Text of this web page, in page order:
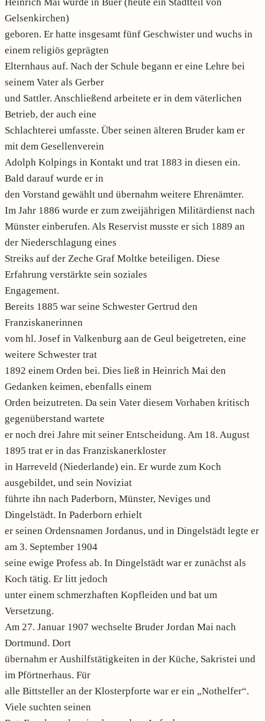
Gelsenkirchen)
geboren. Er hatte insgesamt fünf Geschwister und wuchs in
einem religiös geprägten
Elternhaus auf. Nach der Schule begann er eine Lehre bei
seinem Vater als Gerber
und Sattler. Anschließend arbeitete er in dem väterlichen
Betrieb, der auch eine
Schlachterei umfasste. Über seinen älteren Bruder kam er
mit dem Gesellenverein
Adolph Kolpings in Kontakt und trat 1883 in diesen ein.
Bald darauf wurde er in
den Vorstand gewählt und übernahm weitere Ehrenämter.
Im Jahr 1886 wurde er zum zweijährigen Militärdienst nach
Münster einberufen. Als Reservist musste er sich 1889 an
der Niederschlagung eines
Streiks auf der Zeche Graf Moltke beteiligen. Diese
Erfahrung verstärkte sein soziales
Engagement.
Bereits 1885 war seine Schwester Gertrud den
Franziskanerinnen
vom hl. Josef in Valkenburg aan de Geul beigetreten, eine
weitere Schwester trat
1892 einem Orden bei. Dies ließ in Heinrich Mai den
Gedanken keimen, ebenfalls einem
Orden beizutreten. Da sein Vater diesem Vorhaben kritisch
gegenüberstand wartete
er noch drei Jahre mit seiner Entscheidung. Am 18. August
1895 trat er in das Franziskanerkloster
in Harreveld (Niederlande) ein. Er wurde zum Koch
ausgebildet, und sein Noviziat
führte ihn nach Paderborn, Münster, Neviges und
Dingelstädt. In Paderborn erhielt
er seinen Ordensnamen Jordanus, und in Dingelstädt legte er
am 3. September 1904
seine ewige Profess ab. In Dingelstädt war er zunächst als
Koch tätig. Er litt jedoch
unter einem schmerzhaften Kopfleiden und bat um
Versetzung.
Am 27. Januar 1907 wechselte Bruder Jordan Mai nach
Dortmund. Dort
übernahm er Aushilfstätigkeiten in der Küche, Sakristei und
im Pförtnerhaus. Für
alle Bittsteller an der Klosterpforte war er ein „Nothelfer“.
Viele suchten seinen